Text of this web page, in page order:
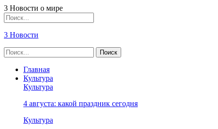
3 Новости о мире
3 Новости
Главная
Культура
Культура
4 августа: какой праздник сегодня
Культура